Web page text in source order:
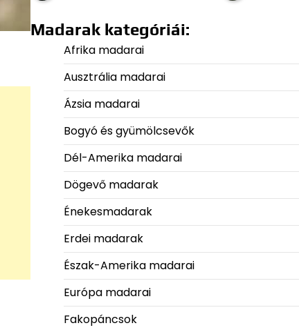
Madarak kategóriái:
Afrika madarai
Ausztrália madarai
Ázsia madarai
Bogyó és gyümölcsevők
Dél-Amerika madarai
Dögevő madarak
Énekesmadarak
Erdei madarak
Észak-Amerika madarai
Európa madarai
Fakopáncsok